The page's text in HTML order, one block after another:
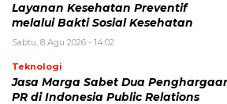
Layanan Kesehatan Preventif
melalui Bakti Sosial Kesehatan
Sabtu, 8 Agu 2026 - 14:02
Teknologi
Jasa Marga Sabet Dua
PR di Indonesia Public Relations